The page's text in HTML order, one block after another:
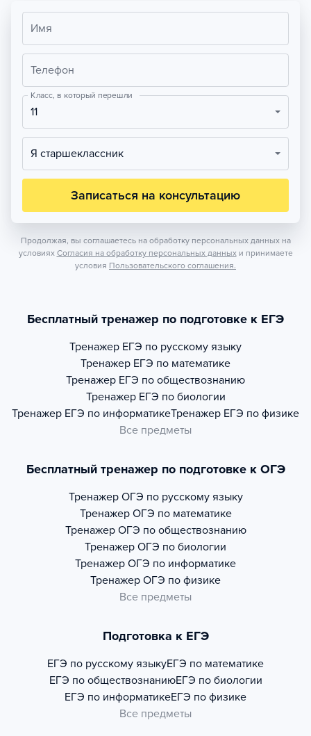
Имя
Телефон
Класс, в который перешли
11
Я старшеклассник
Записаться на консультацию
Продолжая, вы соглашаетесь на обработку персональных данных на
условиях Согласия на обработку персональных данных и принимаете
условия Пользовательского соглашения.
Бесплатный тренажер по подготовке к ЕГЭ
Тренажер ЕГЭ по русскому языку
Тренажер ЕГЭ по математике
Тренажер ЕГЭ по обществознанию
Тренажер ЕГЭ по биологии
Тренажер ЕГЭ по информатикеТренажер ЕГЭ по физике
Все предметы
Бесплатный тренажер по подготовке к ОГЭ
Тренажер ОГЭ по русскому языку
Тренажер ОГЭ по математике
Тренажер ОГЭ по обществознанию
Тренажер ОГЭ по биологии
Тренажер ОГЭ по информатике
Тренажер ОГЭ по физике
Все предметы
Подготовка к ЕГЭ
ЕГЭ по русскому языкуЕГЭ по математике
ЕГЭ по обществознаниюЕГЭ по биологии
ЕГЭ по информатикеЕГЭ по физике
Все предметы